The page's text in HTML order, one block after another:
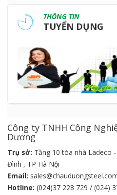
THÔNG TIN
TUYỂN DỤNG
Công ty TNHH Công
Dương
Trụ sở: Tầng 10 tòa nhà Ladeco
Đình , TP Hà Nội
Email:
Hotline: (024)37 228 729 / (024)